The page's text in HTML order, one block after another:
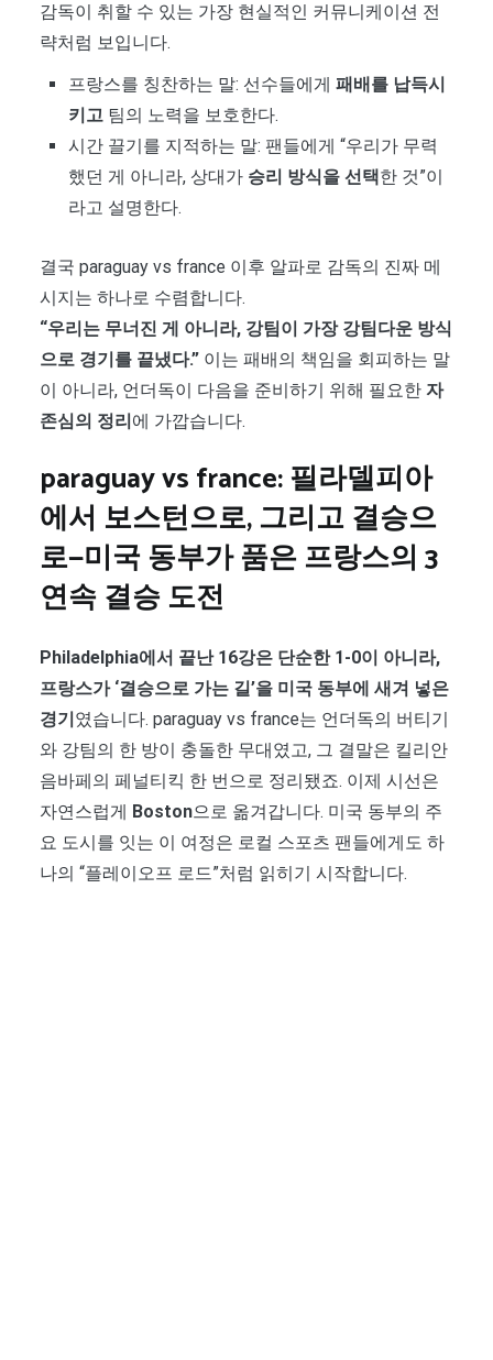
감독이 취할 수 있는 가장 현실적인 커뮤니케이션 전
략처럼 보입니다.
프랑스를 칭찬하는 말: 선수들에게 패배를 납득시
키고팀의 노력을 보호한다.
시간 끌기를 지적하는 말: 팬들에게 “우리가 무력
했던 게 아니라, 상대가 승리 방식을 선택한 것”이
라고 설명한다.
결국 paraguay vs france 이후 알파로 감독의 진짜 메
시지는 하나로 수렴합니다.
“우리는 무너진 게 아니라, 강팀이 가장 강팀다운 방식
으로 경기를 끝냈다.” 이는 패배의 책임을 회피하는 말
이 아니라, 언더독이 다음을 준비하기 위해 필요한 자
존심의 정리에 가깝습니다.
paraguay vs france: 필라델피아
에서 보스턴으로, 그리고 결승으
로—미국 동부가 품은 프랑스의 3
연속 결승 도전
Philadelphia에서 끝난 16강은 단순한 1-0이 아니라,
프랑스가 ‘결승으로 가는 길’을 미국 동부에 새겨 넣은
경기였습니다. paraguay vs france는 언더독의 버티기
와 강팀의 한 방이 충돌한 무대였고, 그 결말은 킬리안
음바페의 페널티킥 한 번으로 정리됐죠. 이제 시선은
자연스럽게 Boston으로 옮겨갑니다. 미국 동부의 주
요 도시를 잇는 이 여정은 로컬 스포츠 팬들에게도 하
나의 “플레이오프 로드”처럼 읽히기 시작합니다.